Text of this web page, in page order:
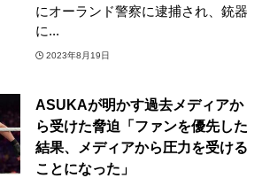
にオーランド警察に逮捕され、銃器
に...
2023年8月19日
ASUKAが明かす過去メディアか
ら受けた脅迫「ファンを優先した
結果、メディアから圧力を受ける
ことになった」